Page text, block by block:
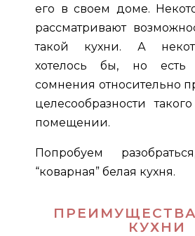
его в своем доме.
рассматривают
такой кухни. А
хотелось бы, но
сомнения относительно
целесообразности
помещении.
Попробуем
“коварная” белая кухня.
КУХНИ